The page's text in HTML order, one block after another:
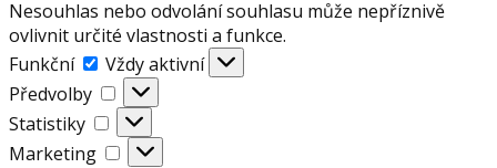
Nesouhlas nebo odvolání souhlasu může nepříznivě
ovlivnit určité vlastnosti a funkce.
Funkční
Funkční
Vždy aktivní
Předvolby
Předvolby
Statistiky
Statistiky
Marketing
Marketing